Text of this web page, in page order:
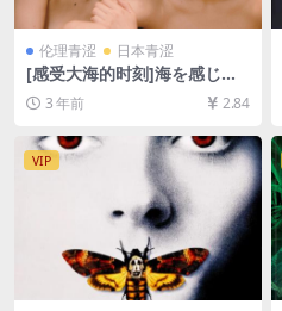
伦理青涩 日本青涩
[感受大海的时刻]海を感じる
時 (2014)[百度网盘+夸克网盘
1080P超清未删减资源][网盘
[日语中字]
3 年前 2.84
VIP